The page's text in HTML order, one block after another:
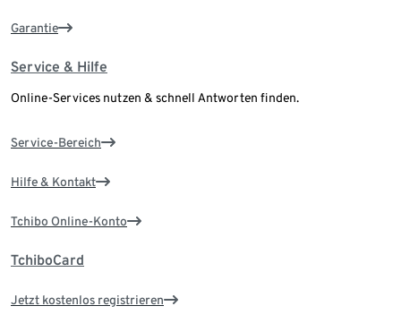
Garantie
Service & Hilfe
Online-Services nutzen & schnell Antworten finden.
Service-Bereich
Hilfe & Kontakt
Tchibo Online-Konto
TchiboCard
Jetzt kostenlos registrieren